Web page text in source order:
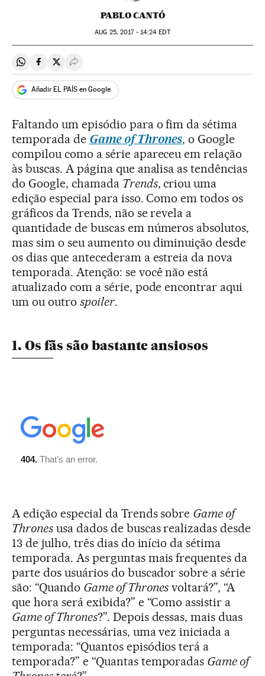
PABLO CANTÓ
AUG 25, 2017 - 14:24 EDT
Compartir en Whatsapp
Compartir en Facebook
Compartir en Twitter
Desplegar Redes Sociales
Añadir EL PAÍS en Google
Faltando um episódio para o fim da sétima
temporada de Game of Thrones, o Google
compilou como a série apareceu em relação
às buscas. A página que analisa as tendências
do Google, chamada Trends, criou uma
edição especial para isso. Como em todos os
gráficos da Trends, não se revela a
quantidade de buscas em números absolutos,
mas sim o seu aumento ou diminuição desde
os dias que antecederam a estreia da nova
temporada. Atenção: se você não está
atualizado com a série, pode encontrar aqui
um ou outro spoiler.
1. Os fãs são bastante ansiosos
A edição especial da Trends sobre Game of
Thronesusa dados de buscas realizadas desde
13 de julho, três dias do início da sétima
temporada. As perguntas mais frequentes da
parte dos usuários do buscador sobre a série
são: “Quando Game of Thrones voltará?”, “A
que hora será exibida?” e “Como assistir a
Game of Thrones?”. Depois dessas, mais duas
perguntas necessárias, uma vez iniciada a
temporada: “Quantos episódios terá a
temporada?” e “Quantas temporadas Game of